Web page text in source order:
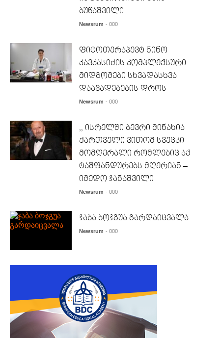
ბუწაშვილი
Newsrum - 000
ფიტოთერაპევტ ნინო
კავკასიძის კომპლექსური
მიდგომები სხვადასხვა
დაავადებების დროს
Newsrum - 000
,, ისრელში ბევრი მინახია
ქართველი ვითომ სვეცკი
მომღერალი რომლებიც აქ
ტაშფანდურებს მღერიან –
იმედო ჯანაშვილი
Newsrum - 000
ჯაბა ბოჯგუა გარდაიცვალა
Newsrum - 000